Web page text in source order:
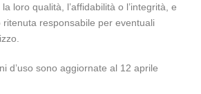
loro qualità, l’affidabilità o l’integrità, e
responsabile per eventuali
d’uso sono aggiornate al 12 aprile